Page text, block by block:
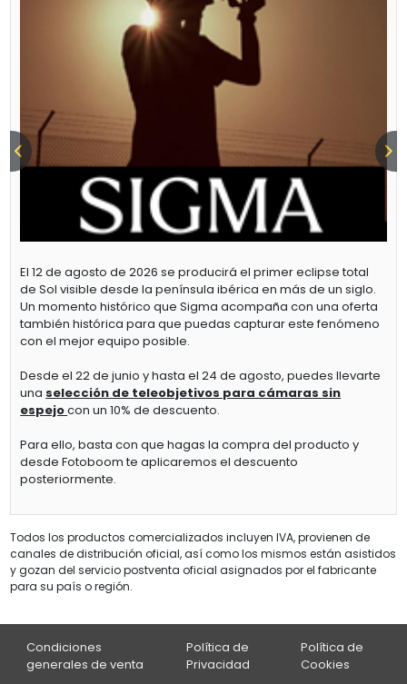
El 12 de agosto de 2026 se producirá el primer eclipse total
de Sol visible desde la península ibérica en más de un siglo.
Un momento histórico que Sigma acompaña con una oferta
también histórica para que puedas capturar este fenómeno
con el mejor equipo posible.
Desde el 22 de junio y hasta el 24 de agosto, puedes llevarte
una selección de teleobjetivos para cámaras sin
espejocon un 10% de descuento.
Para ello, basta con que hagas la compra del producto y
desde Fotoboom te aplicaremos el descuento
posteriormente.
Todos los productos comercializados incluyen IVA, provienen de
canales de distribución oficial, así como los mismos están asistidos
y gozan del servicio postventa oficial asignados por el fabricante
para su país o región.
Condiciones
generales de venta
Política de
Privacidad
Política de
Cookies